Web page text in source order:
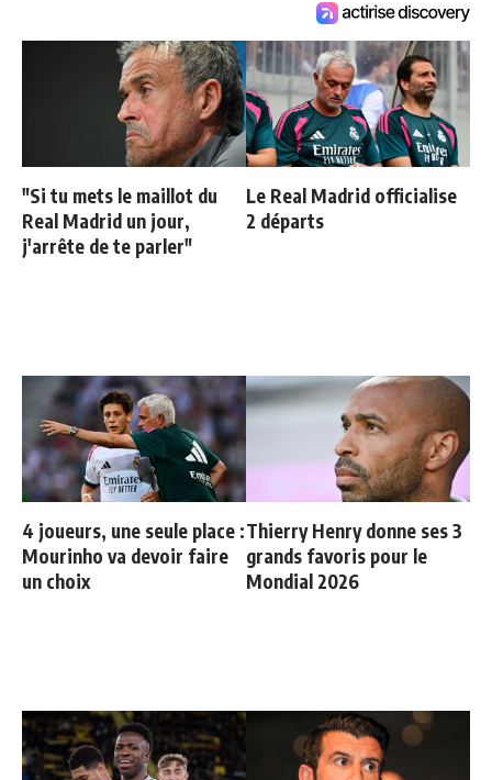
"Si tu mets le maillot du
Real Madrid un jour,
j'arrête de te parler"
Le Real Madrid officialise
2 départs
4 joueurs, une seule place :
Mourinho va devoir faire
un choix
Thierry Henry donne ses 3
grands favoris pour le
Mondial 2026